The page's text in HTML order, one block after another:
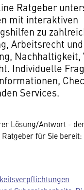
Ratgeber
mit interaktiven
zu
Arbeitsrecht
Nachhaltigkeit,
Individuelle
Services.
Lösung/Antwort -
für Sie bereit: